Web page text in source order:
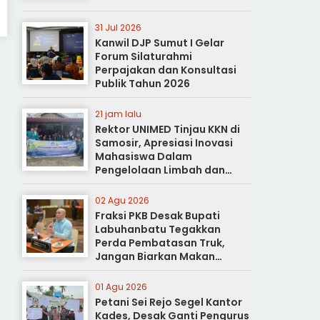
31 Jul 2026
Kanwil DJP Sumut I Gelar
Forum Silaturahmi
Perpajakan dan Konsultasi
Publik Tahun 2026
21 jam lalu
Rektor UNIMED Tinjau KKN di
Samosir, Apresiasi Inovasi
Mahasiswa Dalam
Pengelolaan Limbah dan
Pertanian Ramah Lingkungan
02 Agu 2026
Fraksi PKB Desak Bupati
Labuhanbatu Tegakkan
Perda Pembatasan Truk,
Jangan Biarkan Makan
Korban
01 Agu 2026
Petani Sei Rejo Segel Kantor
Kades, Desak Ganti Pengurus